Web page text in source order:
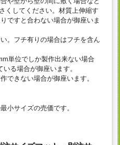
くしてください。材質上伸縮す
ですと合わない場合が御座いま
。フチ有りの場合はフチを含ん
単位でしか製作出来ない場合
る場合が御座います。
できない場合が御座います。
小サイズの売価です。